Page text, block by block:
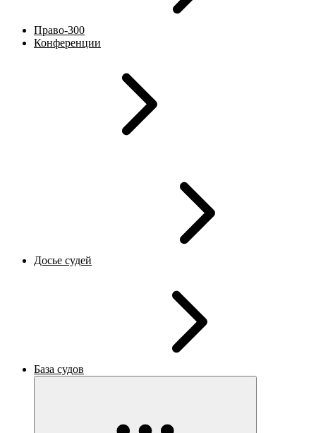
Право-300
Конференции
Досье судей
База судов